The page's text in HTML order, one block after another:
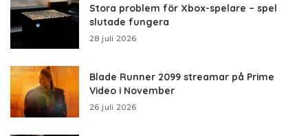
Stora problem för Xbox-spelare – spel
slutade fungera
28 juli 2026
Blade Runner 2099 streamar på Prime
Video i November
26 juli 2026